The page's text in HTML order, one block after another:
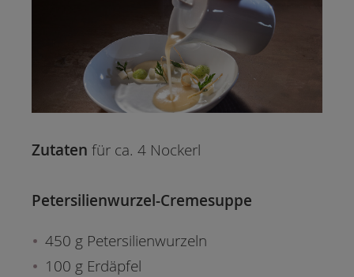
Zutaten für ca. 4 Nockerl
Petersilienwurzel-Cremesuppe
450 g Petersilienwurzeln
100 g Erdäpfel